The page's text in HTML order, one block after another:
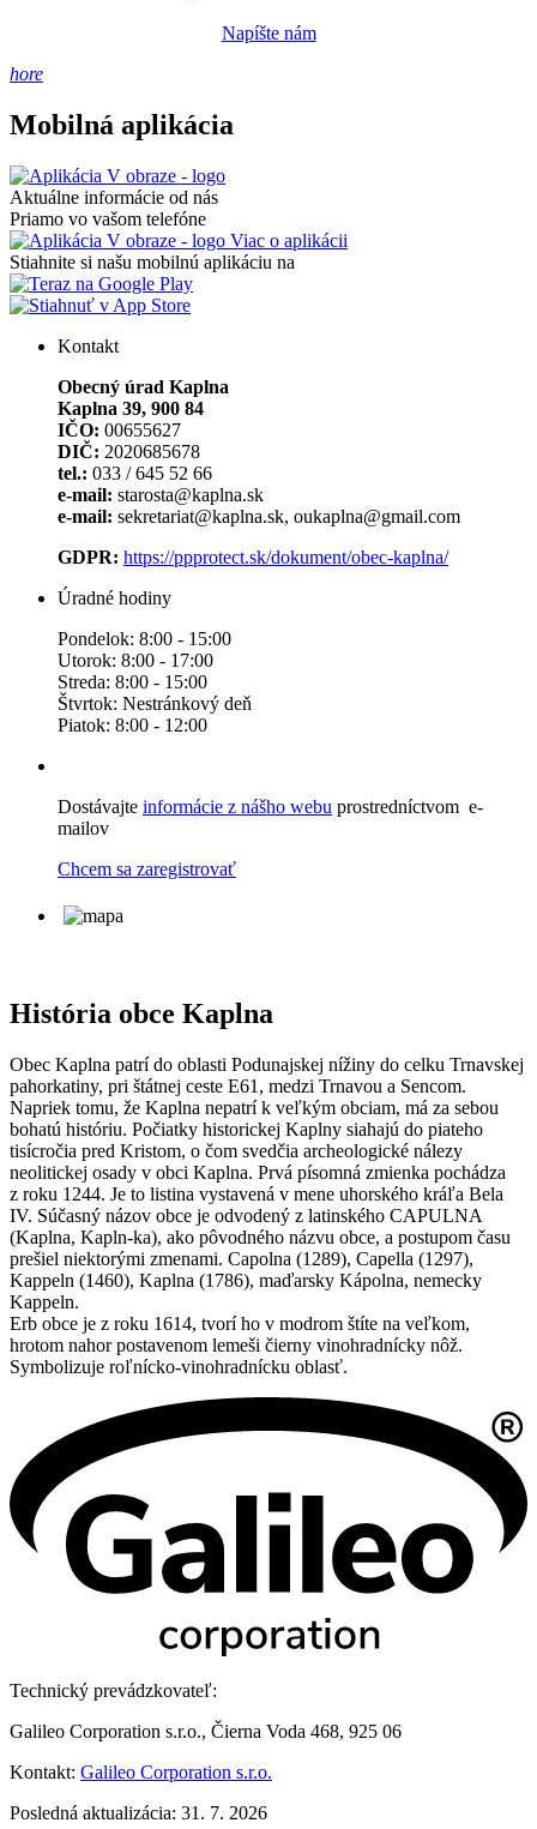
Napíšte nám
hore
Mobilná aplikácia
Aktuálne informácie od nás
Priamo vo vašom telefóne
Viac o aplikácii
Stiahnite si našu mobilnú aplikáciu na
Kontakt
Obecný úrad Kaplna
Kaplna 39, 900 84
IČO: 00655627
DIČ: 2020685678
tel.: 033 / 645 52 66
e-mail: starosta@kaplna.sk
e-mail: sekretariat@kaplna.sk, oukaplna@gmail.com
GDPR: https://ppprotect.sk/dokument/obec-kaplna/
Úradné hodiny
Pondelok: 8:00 - 15:00
Utorok: 8:00 - 17:00
Streda: 8:00 - 15:00
Štvrtok: Nestránkový deň
Piatok: 8:00 - 12:00
Dostávajte informácie z nášho webu prostredníctvom e-
mailov
Chcem sa zaregistrovať
História obce Kaplna
Obec Kaplna patrí do oblasti Podunajskej nížiny do celku Trnavskej
pahorkatiny, pri štátnej ceste E61, medzi Trnavou a Sencom.
Napriek tomu, že Kaplna nepatrí k veľkým obciam, má za sebou
bohatú históriu. Počiatky historickej Kaplny siahajú do piateho
tisícročia pred Kristom, o čom svedčia archeologické nálezy
neolitickej osady v obci Kaplna. Prvá písomná zmienka pochádza
z roku 1244. Je to listina vystavená v mene uhorského kráľa Bela
IV. Súčasný názov obce je odvodený z latinského CAPULNA
(Kaplna, Kapln-ka), ako pôvodného názvu obce, a postupom času
prešiel niektorými zmenami. Capolna (1289), Capella (1297),
Kappeln (1460), Kaplna (1786), maďarsky Kápolna, nemecky
Kappeln.
Erb obce je z roku 1614, tvorí ho v modrom štíte na veľkom,
hrotom nahor postavenom lemeši čierny vinohradnícky nôž.
Symbolizuje roľnícko-vinohradnícku oblasť.
Technický prevádzkovateľ:
Galileo Corporation s.r.o., Čierna Voda 468, 925 06
Kontakt: Galileo Corporation s.r.o.
Posledná aktualizácia: 31. 7. 2026